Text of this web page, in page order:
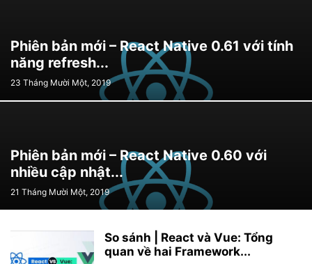
Phiên bản mới – React Native 0.61 với tính
năng refresh...
23 Tháng Mười Một, 2019
Phiên bản mới – React Native 0.60 với
nhiều cập nhật...
21 Tháng Mười Một, 2019
So sánh | React và Vue: Tổng
quan về hai Framework...